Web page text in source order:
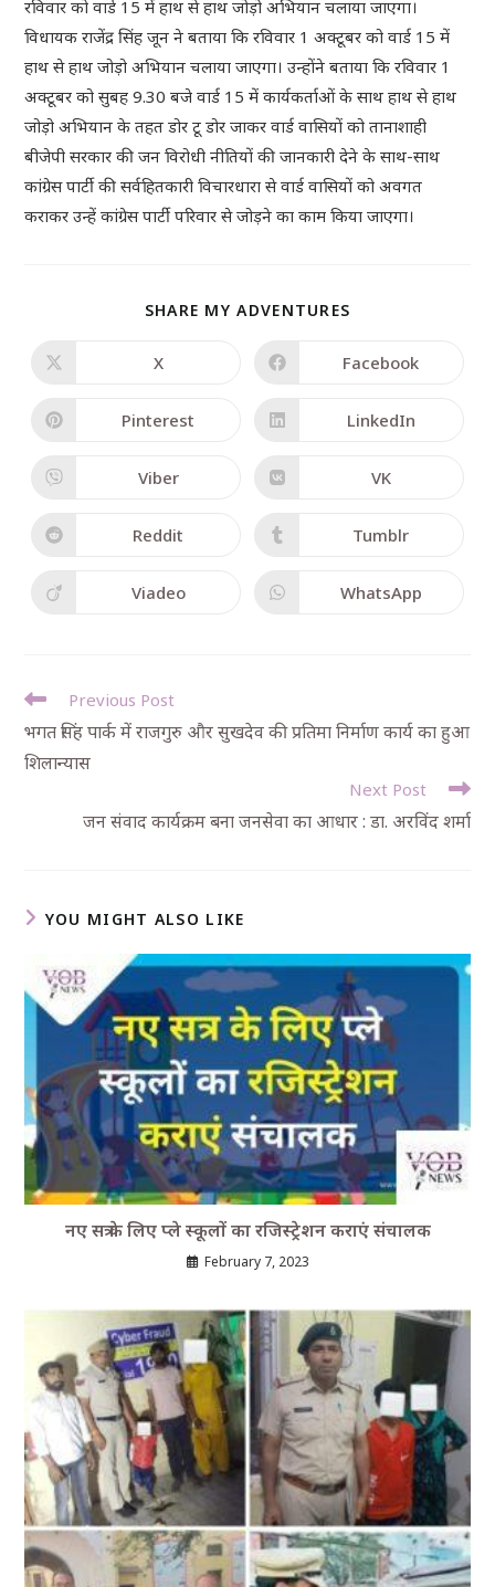
रविवार को वार्ड 15 में हाथ से हाथ जोड़ो अभियान चलाया जाएगा।
विधायक राजेंद्र सिंह जून ने बताया कि रविवार 1 अक्टूबर को वार्ड 15 में
हाथ से हाथ जोड़ो अभियान चलाया जाएगा। उन्होंने बताया कि रविवार 1
अक्टूबर को सुबह 9.30 बजे वार्ड 15 में कार्यकर्ताओं के साथ हाथ से हाथ
जोड़ो अभियान के तहत डोर टू डोर जाकर वार्ड वासियों को तानाशाही
बीजेपी सरकार की जन विरोधी नीतियों की जानकारी देने के साथ-साथ
कांग्रेस पार्टी की सर्वहितकारी विचारधारा से वार्ड वासियों को अवगत
कराकर उन्हें कांग्रेस पार्टी परिवार से जोड़ने का काम किया जाएगा।
SHARE MY ADVENTURES
X Facebook
Pinterest LinkedIn
Viber VK
Reddit Tumblr
Viadeo WhatsApp
Previous Post
भगत सिंह पार्क में राजगुरु और सुखदेव की प्रतिमा निर्माण कार्य का हुआ
शिलान्यास
Next Post
जन संवाद कार्यक्रम बना जनसेवा का आधार : डा. अरविंद शर्मा
YOU MIGHT ALSO LIKE
नए सत्र के लिए प्ले स्कूलों का रजिस्ट्रेशन कराएं संचालक
February 7, 2023